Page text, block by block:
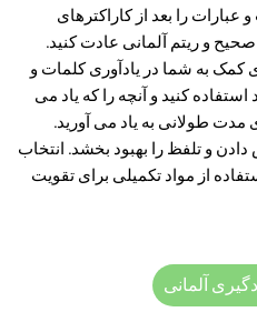
را بعد از کاراکترهای
کارتونی تکرار کنید تا به intonation صحیح و ریتم آلمانی عادت کنید.
کمک به شما در یادآوری کلمات و
کنید و آنچه را که یاد می
مدت طولانی به یاد می آورید.
و تلفظ را بهبود بخشد. انتخاب
از مواد تکمیلی برای تقویت
آلمانی